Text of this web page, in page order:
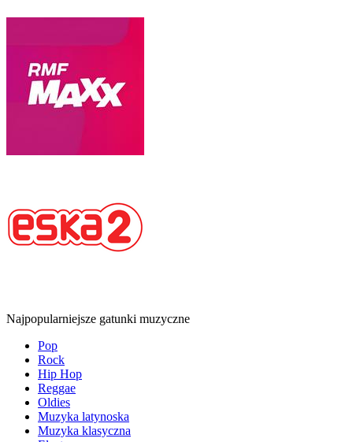
Najpopularniejsze gatunki muzyczne
Pop
Rock
Hip Hop
Reggae
Oldies
Muzyka latynoska
Muzyka klasyczna